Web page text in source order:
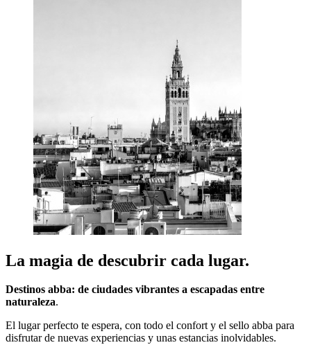
La magia de descubrir cada lugar.
Destinos abba: de ciudades vibrantes a escapadas entre
naturaleza.
El lugar perfecto te espera, con todo el confort y el sello abba para
disfrutar de nuevas experiencias y unas estancias inolvidables.